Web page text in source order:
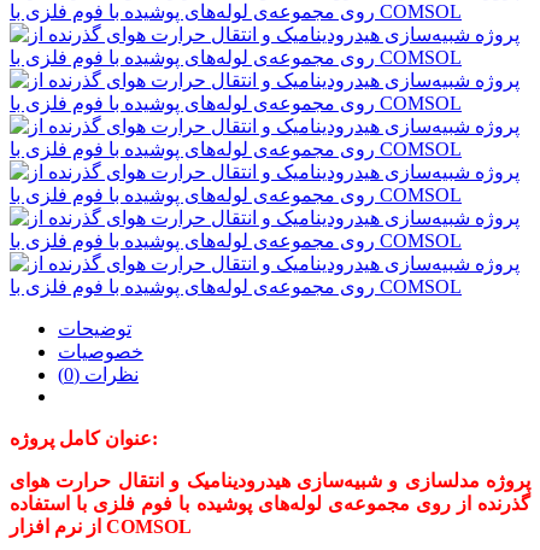
توضیحات
خصوصیات
نظرات (0)
عنوان کامل پروژه:
پروژه مدلسازی و شبیه‌سازی هیدرودینامیک و انتقال حرارت هوای
گذرنده از روی مجموعه‌ی لوله‌های پوشیده با فوم فلزی با استفاده
از نرم افزار COMSOL